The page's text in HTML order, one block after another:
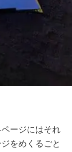
ージにはそれ
をめくるごと